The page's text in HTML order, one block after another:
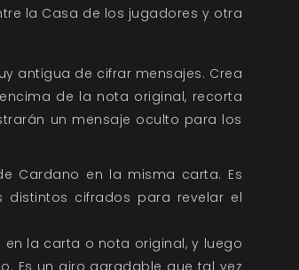
la Casa de los jugadores y otra
antigua de cifrar mensajes. Crea
de la nota original, recorta
un mensaje oculto para los
Cardano en la misma carta. Es
cifrados para revelar el
la carta o nota original, y luego
Es un giro agradable que tal vez